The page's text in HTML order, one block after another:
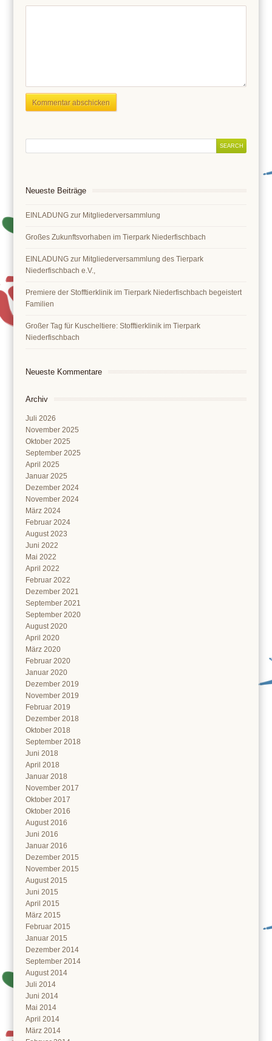
Neueste Beiträge
EINLADUNG zur Mitgliederversammlung
Großes Zukunftsvorhaben im Tierpark Niederfischbach
EINLADUNG zur Mitgliederversammlung des Tierpark
Niederfischbach e.V.,
Premiere der Stofftierklinik im Tierpark Niederfischbach begeistert
Familien
Großer Tag für Kuscheltiere: Stofftierklinik im Tierpark
Niederfischbach
Neueste Kommentare
Archiv
Juli 2026
November 2025
Oktober 2025
September 2025
April 2025
Januar 2025
Dezember 2024
November 2024
März 2024
Februar 2024
August 2023
Juni 2022
Mai 2022
April 2022
Februar 2022
Dezember 2021
September 2021
September 2020
August 2020
April 2020
März 2020
Februar 2020
Januar 2020
Dezember 2019
November 2019
Februar 2019
Dezember 2018
Oktober 2018
September 2018
Juni 2018
April 2018
Januar 2018
November 2017
Oktober 2017
Oktober 2016
August 2016
Juni 2016
Januar 2016
Dezember 2015
November 2015
August 2015
Juni 2015
April 2015
März 2015
Februar 2015
Januar 2015
Dezember 2014
September 2014
August 2014
Juli 2014
Juni 2014
Mai 2014
April 2014
März 2014